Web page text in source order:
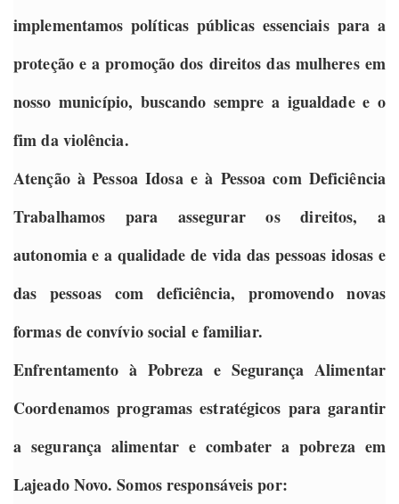
implementamos políticas públicas essenciais para a
proteção e a promoção dos direitos das mulheres em
nosso município, buscando sempre a igualdade e o
fim da violência.
Atenção à Pessoa Idosa e à Pessoa com Deficiência
Trabalhamos para assegurar os direitos, a
autonomia e a qualidade de vida das pessoas idosas e
das pessoas com deficiência, promovendo novas
formas de convívio social e familiar.
Enfrentamento à Pobreza e Segurança Alimentar
Coordenamos programas estratégicos para garantir
a segurança alimentar e combater a pobreza em
Lajeado Novo. Somos responsáveis por: